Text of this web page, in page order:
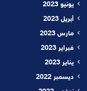
يونيو 2023
أبريل 2023
مارس 2023
فبراير 2023
يناير 2023
ديسمبر 2022